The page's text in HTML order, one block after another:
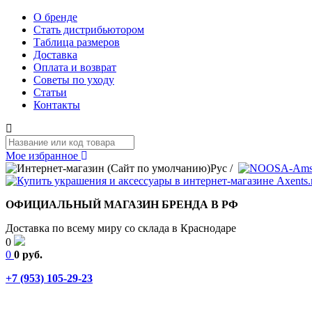
О бренде
Стать дистрибьютором
Таблица размеров
Доставка
Оплата и возврат
Советы по уходу
Статьи
Контакты
Мое избранное
Рус /
ОФИЦИАЛЬНЫЙ МАГАЗИН БРЕНДА В РФ
Доставка по всему миру со склада в Краснодаре
0
0 0 руб.
+7 (953) 105-29-23